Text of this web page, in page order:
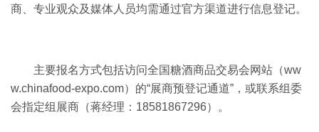
商、专业观众及媒体人员均需通过官方渠道进行信息登记。
主要报名方式包括访问全国糖酒商品交易会网站（ww
w.chinafood-expo.com）的“展商预登记通道”，或联系组委
会指定组展商（蒋经理：18581867296）。